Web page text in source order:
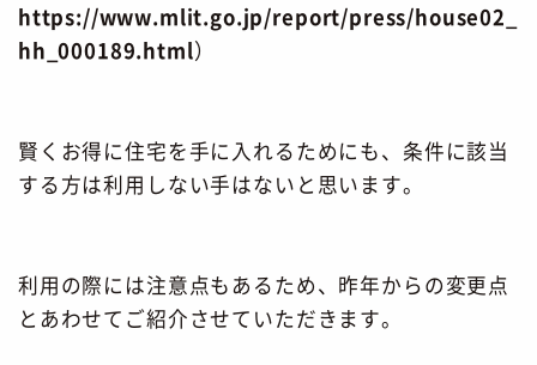
https://www.mlit.go.jp/report/press/house02_
hh_000189.html）
賢くお得に住宅を手に入れるためにも、条件に該当
する方は利用しない手はないと思います。
利用の際には注意点もあるため、昨年からの変更点
とあわせてご紹介させていただきます。